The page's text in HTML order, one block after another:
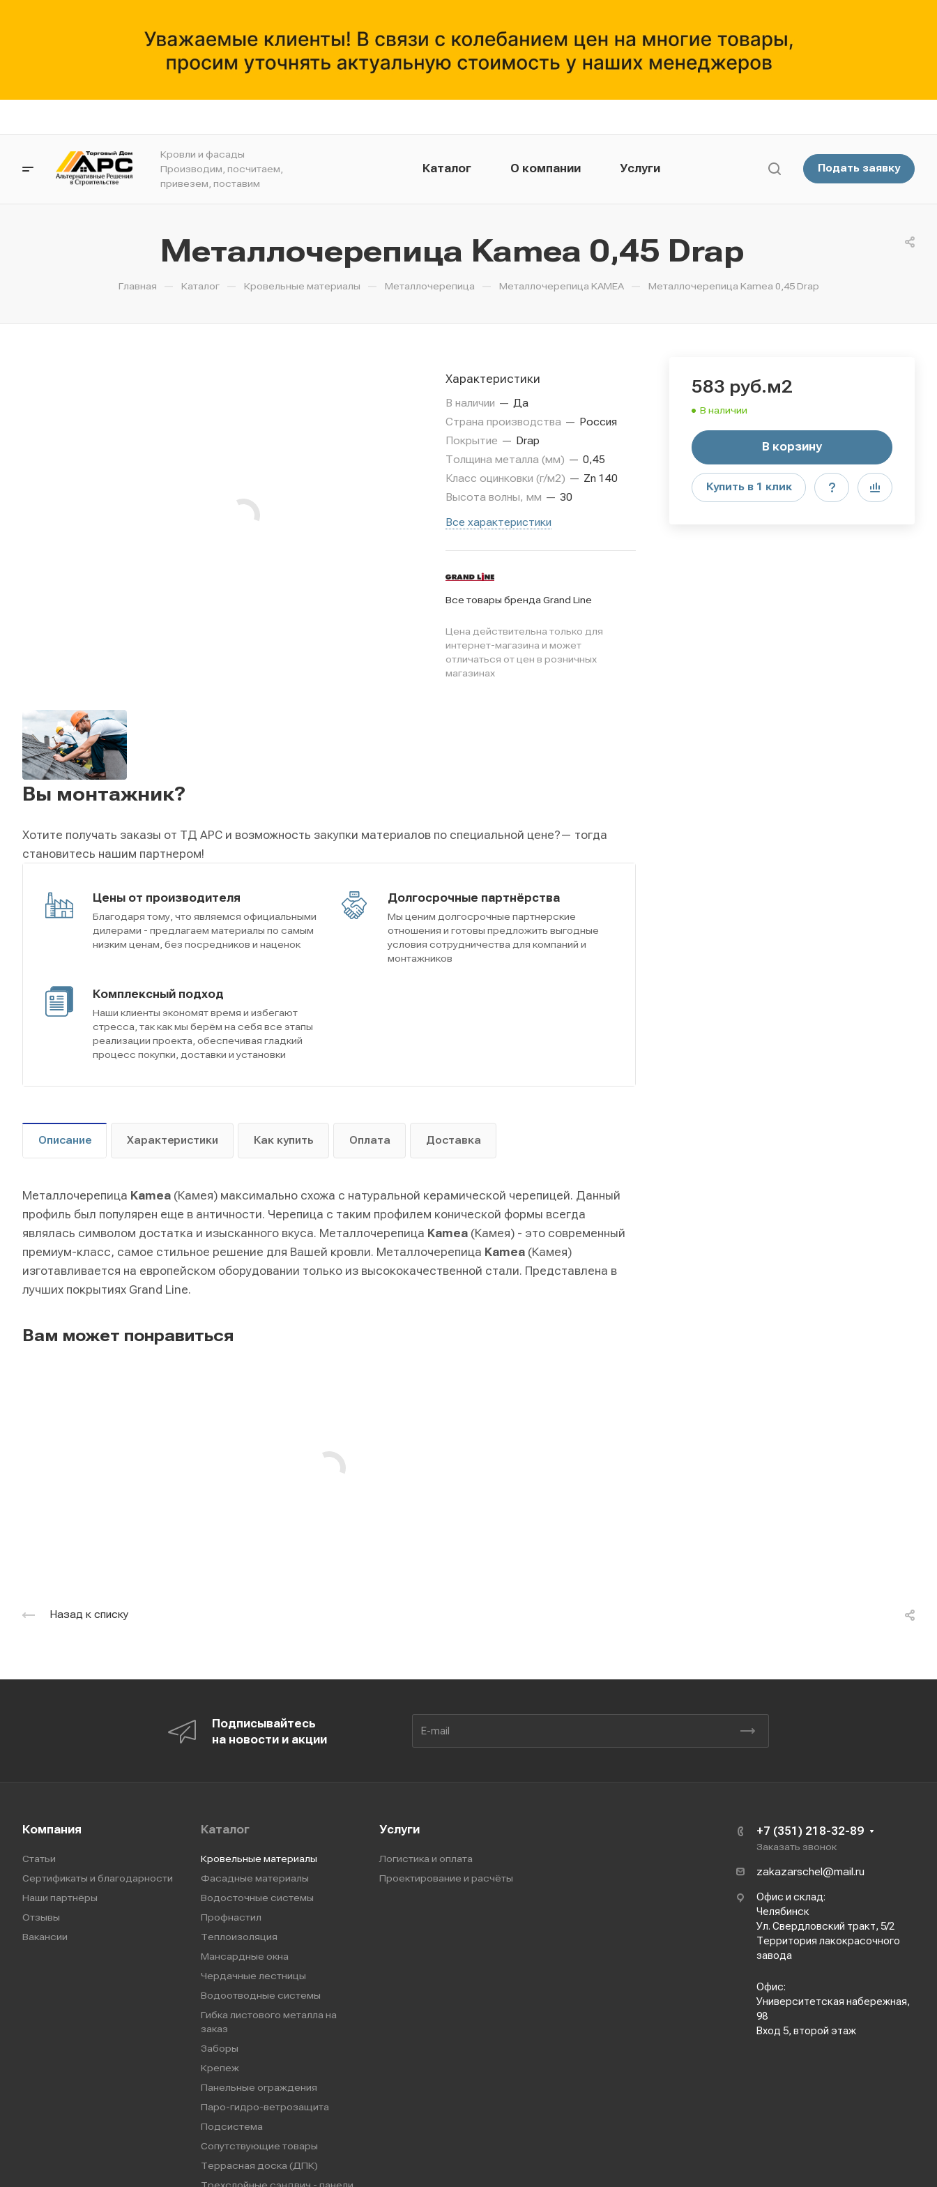
Кровли и фасады
Производим, посчитаем,
привезем, поставим
Каталог О компании Услуги
Монтажникам
Подать заявку
Металлочерепица Kamea 0,45 Drap
Главная — Каталог — Кровельные материалы — Металлочерепица — Металлочерепица KAMEA — Металлочерепица Kamea 0,45 Drap
583 руб.м2
В наличии
В корзину
Купить в 1 клик
Характеристики
В наличии — Да
Страна производства — Россия
Покрытие — Drap
Толщина металла (мм) — 0,45
Класс оцинковки (г/м2) — Zn 140
Высота волны, мм — 30
Все характеристики
Все товары бренда Grand Line
Цена действительна только для
интернет-магазина и может
отличаться от цен в розничных
магазинах
Вы монтажник?
Хотите получать заказы от ТД АРС и возможность закупки материалов по специальной цене?— тогда
становитесь нашим партнером!
Цены от производителя
Благодаря тому, что являемся официальными
дилерами - предлагаем материалы по самым
низким ценам, без посредников и наценок
Долгосрочные партнёрства
Мы ценим долгосрочные партнерские
отношения и готовы предложить выгодные
условия сотрудничества для компаний и
монтажников
Комплексный подход
Наши клиенты экономят время и избегают
стресса, так как мы берём на себя все этапы
реализации проекта, обеспечивая гладкий
процесс покупки, доставки и установки
Описание Характеристики Как купить Оплата Доставка
Металлочерепица Kamea (Камея) максимально схожа с натуральной керамической черепицей. Данный
профиль был популярен еще в античности. Черепица с таким профилем конической формы всегда
являлась символом достатка и изысканного вкуса. Металлочерепица Kamea (Камея) - это современный
премиум-класс, самое стильное решение для Вашей кровли. Металлочерепица Kamea (Камея)
изготавливается на европейском оборудовании только из высококачественной стали. Представлена в
лучших покрытиях Grand Line.
Вам может понравиться
Назад к списку
Подписывайтесь
на новости и акции
Компания
Статьи
Сертификаты и благодарности
Наши партнёры
Отзывы
Вакансии
Каталог
Кровельные материалы
Фасадные материалы
Водосточные системы
Профнастил
Теплоизоляция
Мансардные окна
Чердачные лестницы
Водоотводные системы
Гибка листового металла на
заказ
Заборы
Крепеж
Панельные ограждения
Паро-гидро-ветрозащита
Подсистема
Сопутствующие товары
Террасная доска (ДПК)
Услуги
Логистика и оплата
Проектирование и расчёты
+7 (351) 218-32-89
Заказать звонок
zakazarschel@mail.ru
Офис и склад:
Челябинск
Ул. Свердловский тракт, 5/2
Территория лакокрасочного
завода
Офис:
Университетская набережная,
98
Вход 5, второй этаж